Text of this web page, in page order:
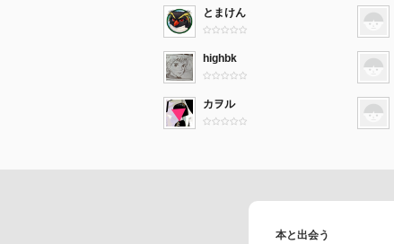
とまけん
highbk
カヲル
本と出会う